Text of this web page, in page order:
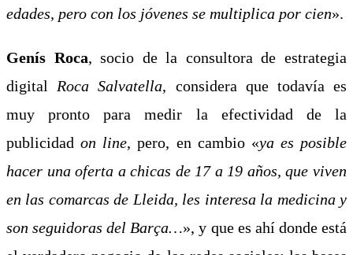
edades, pero con los jóvenes se multiplica por cien».
Genís Roca, socio de la consultora de estrategia
digital Roca Salvatella, considera que todavía es
muy pronto para medir la efectividad de la
publicidadon line, pero, en cambio «ya es posible
hacer una oferta a chicas de 17 a 19 años, que viven
en las comarcas de Lleida, les interesa la medicina y
son seguidoras del Barça…», y que es ahí donde está